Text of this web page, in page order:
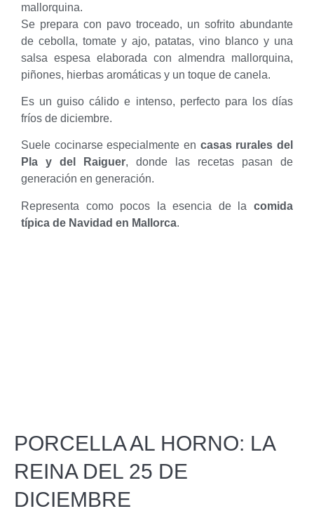
mallorquina.
Se prepara con pavo troceado, un sofrito abundante
de cebolla, tomate y ajo, patatas, vino blanco y una
salsa espesa elaborada con almendra mallorquina,
piñones, hierbas aromáticas y un toque de canela.
Es un guiso cálido e intenso, perfecto para los días
fríos de diciembre.
Suele cocinarse especialmente en casas rurales del
Pla y del Raiguer, donde las recetas pasan de
generación en generación.
Representa como pocos la esencia de la comida
típica de Navidad en Mallorca.
PORCELLA AL HORNO: LA
REINA DEL 25 DE
DICIEMBRE